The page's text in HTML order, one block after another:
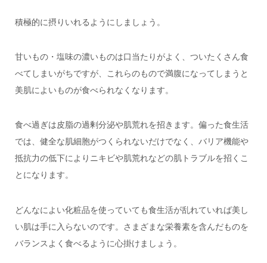
積極的に摂りいれるようにしましょう。
甘いもの・塩味の濃いものは口当たりがよく、ついたくさん食
べてしまいがちですが、これらのもので満腹になってしまうと
美肌によいものが食べられなくなります。
食べ過ぎは皮脂の過剰分泌や肌荒れを招きます。 偏った食生活
では、健全な肌細胞がつくられないだけでなく、バリア機能や
抵抗力の低下によりニキビや肌荒れなどの肌トラブルを招くこ
とになります。
どんなによい化粧品を使っていても食生活が乱れていれば美し
い肌は手に入らないのです。さまざまな栄養素を含んだものを
バランスよく食べるように心掛けましょう。